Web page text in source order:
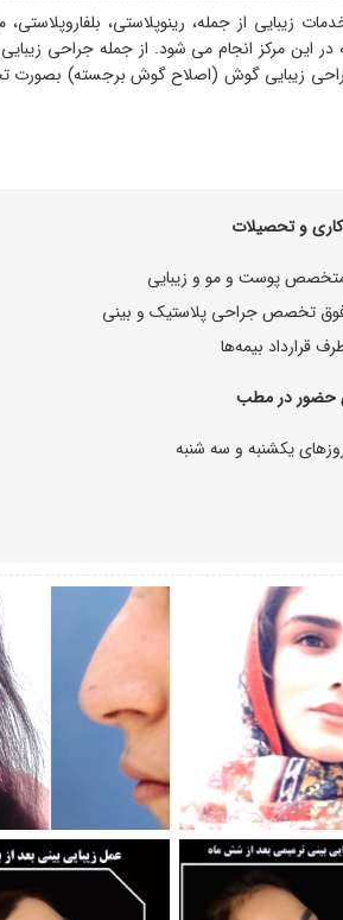
از جمله، رینوپلاستی، بلفاروپلاستی،
مرکز انجام می شود. از جمله جراحی زیبایی
جراحی زیبایی گوش (اصلاح گوش برجسته)
و تحصیلات
پوست و مو و زیبایی
تخصص جراحی پلاستیک و بینی
قرارداد بیمه‌ها
حضور در مطب
یکشنبه و سه شنبه